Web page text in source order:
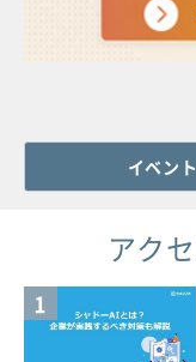
イベン
アク
1